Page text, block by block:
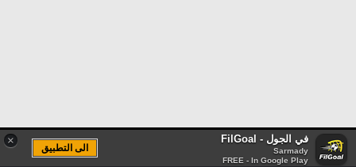
× في الجول - FilGoal
Sarmady
FREE - In Google Play
الى التطبيق